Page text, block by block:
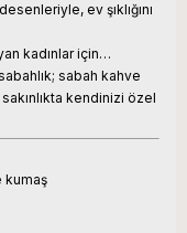
ev şıklığını
kadınlar için…
sabah kahve
kendinizi özel
kumaş